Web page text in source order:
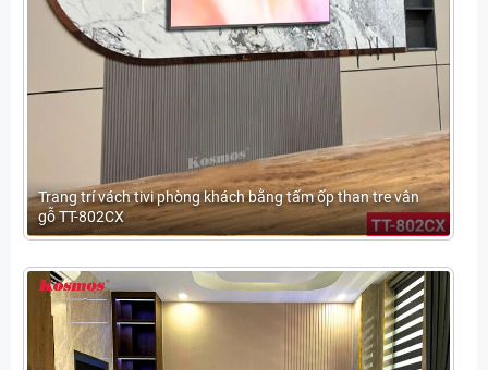
Trang trí vách tivi phòng khách bằng tấm ốp than tre vân
gỗ TT-802CX